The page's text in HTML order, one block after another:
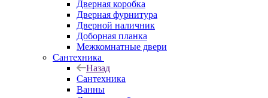
Дверная коробка
Дверная фурнитура
Дверной наличник
Доборная планка
Межкомнатные двери
Сантехника
Назад
Сантехника
Ванны